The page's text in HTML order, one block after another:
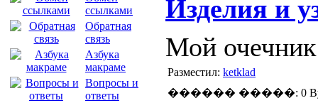
ссылками
Обратная
связь
Азбука
макраме
Вопросы и
ответы
Изделия и
Мой очечник
Разместил: ketklad
������ �����: 0